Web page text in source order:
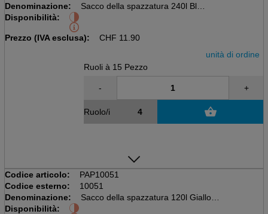
Denominazione:
Sacco della spazzatura 240l Blu
Disponibilità:
Prezzo (IVA esclusa): CHF 11.90
unità di ordine
Ruoli à 15 Pezzo
- +
Ruolo/i
Codice articolo:
PAP10051
Codice esterno:
10051
Denominazione:
Sacco della spazzatura 120l Giallo
Disponibilità: